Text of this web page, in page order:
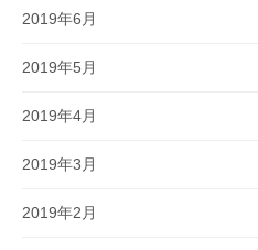
2019年6月
2019年5月
2019年4月
2019年3月
2019年2月